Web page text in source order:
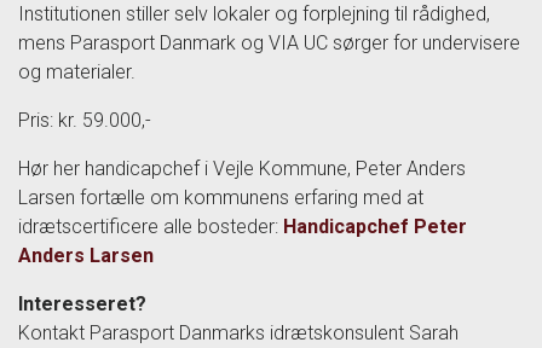
Institutionen stiller selv lokaler og forplejning til rådighed,
mens Parasport Danmark og VIA UC sørger for undervisere
og materialer.
Pris: kr. 59.000,-
Hør her handicapchef i Vejle Kommune, Peter Anders
Larsen fortælle om kommunens erfaring med at
idrætscertificere alle bosteder: Handicapchef Peter
Anders Larsen
Interesseret?
Kontakt Parasport Danmarks idrætskonsulent Sarah